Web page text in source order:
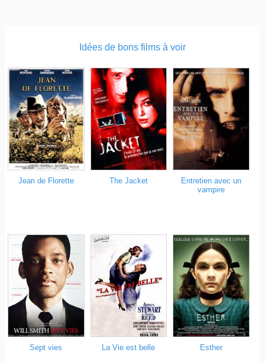
Idées de bons films à voir
Jean de Florette The Jacket
Entretien avec un
vampire
Sept vies La Vie est belle Esther